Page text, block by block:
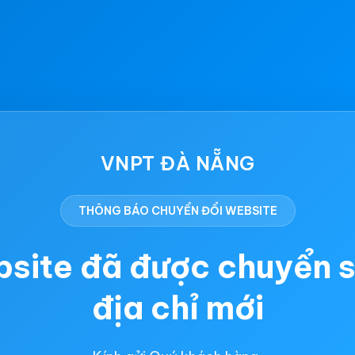
VNPT ĐÀ NẴNG
THÔNG BÁO CHUYỂN ĐỔI WEBSITE
đã được chuyển
địa chỉ mới